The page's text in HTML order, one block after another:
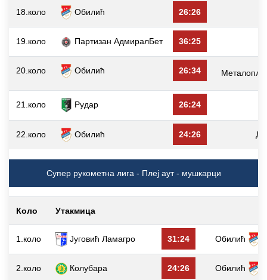
18.коло Обилић 26:26
19.коло Партизан АдмиралБет 36:25
20.коло Обилић 26:34
21.коло Рудар 26:24
22.коло Обилић 24:26
Супер рукометна лига - Плеј аут - мушкарци
Коло Утакмица
1.коло Југовић Ламагро 31:24 Обилић
2.коло Колубара 24:26 Обилић